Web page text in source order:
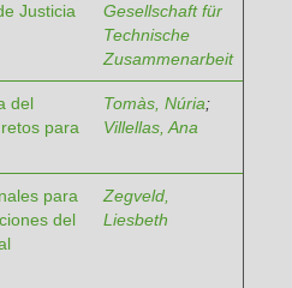
Justicia
Gesellschaft für
Technische
Zusammenarbeit
del
para
Tomàs, Núria;
Villellas, Ana
para
del
Zegveld,
Liesbeth